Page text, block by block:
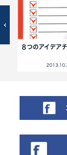
８つのアイデア